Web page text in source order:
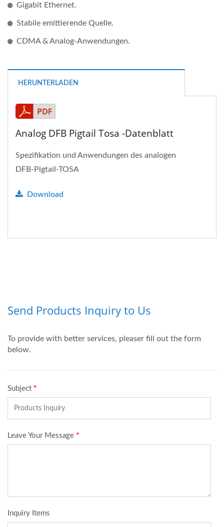
Gigabit Ethernet.
Stabile emittierende Quelle.
CDMA & Analog-Anwendungen.
HERUNTERLADEN
Analog DFB Pigtail Tosa -Datenblatt
Spezifikation und Anwendungen des analogen
DFB-Pigtail-TOSA
Download